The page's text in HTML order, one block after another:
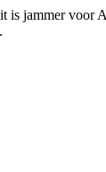
is jammer voor